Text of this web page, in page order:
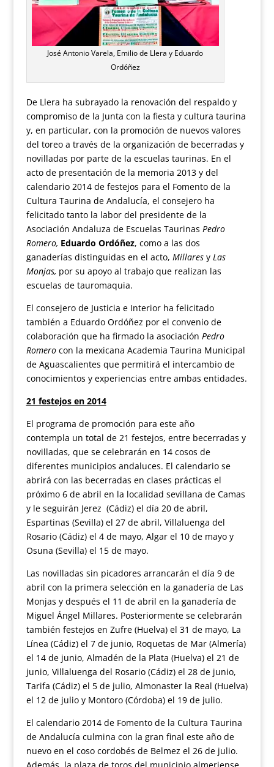
José Antonio Varela, Emilio de Llera y Eduardo
Ordóñez
De Llera ha subrayado la renovación del respaldo y
compromiso de la Junta con la fiesta y cultura taurina
y, en particular, con la promoción de nuevos valores
del toreo a través de la organización de becerradas y
novilladas por parte de la escuelas taurinas. En el
acto de presentación de la memoria 2013 y del
calendario 2014 de festejos para el Fomento de la
Cultura Taurina de Andalucía, el consejero ha
felicitado tanto la labor del presidente de la
Asociación Andaluza de Escuelas Taurinas Pedro
Romero, Eduardo Ordóñez, como a las dos
ganaderías distinguidas en el acto, Millaresy Las
Monjas, por su apoyo al trabajo que realizan las
escuelas de tauromaquia.
El consejero de Justicia e Interior ha felicitado
también a Eduardo Ordóñez por el convenio de
colaboración que ha firmado la asociación Pedro
Romerocon la mexicana Academia Taurina Municipal
de Aguascalientes que permitirá el intercambio de
conocimientos y experiencias entre ambas entidades.
21 festejos en 2014
El programa de promoción para este año
contempla un total de 21 festejos, entre becerradas y
novilladas, que se celebrarán en 14 cosos de
diferentes municipios andaluces. El calendario se
abrirá con las becerradas en clases prácticas el
próximo 6 de abril en la localidad sevillana de Camas
y le seguirán Jerez (Cádiz) el día 20 de abril,
Espartinas (Sevilla) el 27 de abril, Villaluenga del
Rosario (Cádiz) el 4 de mayo, Algar el 10 de mayo y
Osuna (Sevilla) el 15 de mayo.
Las novilladas sin picadores arrancarán el día 9 de
abril con la primera selección en la ganadería de Las
Monjas y después el 11 de abril en la ganadería de
Miguel Ángel Millares. Posteriormente se celebrarán
también festejos en Zufre (Huelva) el 31 de mayo, La
Línea (Cádiz) el 7 de junio, Roquetas de Mar (Almería)
el 14 de junio, Almadén de la Plata (Huelva) el 21 de
junio, Villaluenga del Rosario (Cádiz) el 28 de junio,
Tarifa (Cádiz) el 5 de julio, Almonaster la Real (Huelva)
el 12 de julio y Montoro (Córdoba) el 19 de julio.
El calendario 2014 de Fomento de la Cultura Taurina
de Andalucía culmina con la gran final este año de
nuevo en el coso cordobés de Belmez el 26 de julio.
Además, la plaza de toros del municipio almeriense